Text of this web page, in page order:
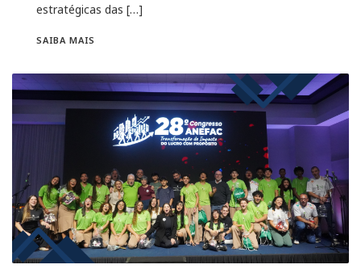
estratégicas das […]
SAIBA MAIS